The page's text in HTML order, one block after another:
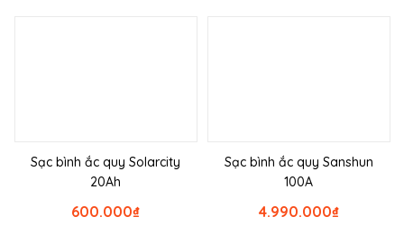
Sạc bình ắc quy Solarcity
20Ah
₫
600.000
Sạc bình ắc quy Sanshun
100A
₫
4.990.000